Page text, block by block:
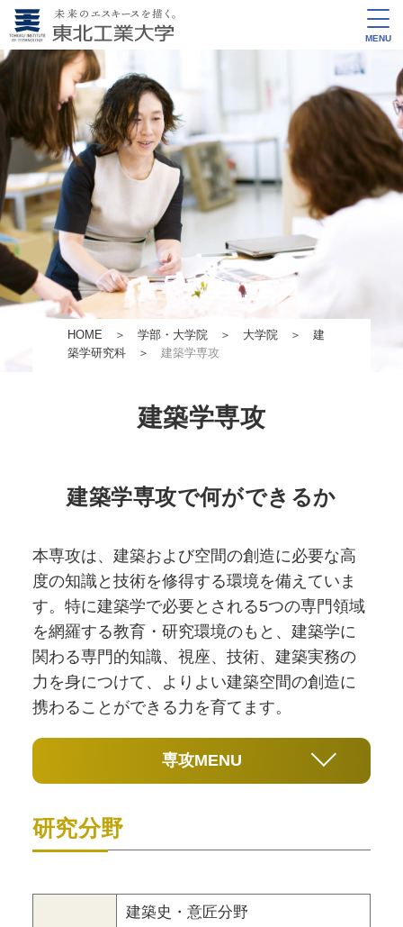
MENU
HOME ＞ 学部・大学院＞ 大学院＞ 建
築学研究科＞ 建築学専攻
建築学専攻
建築学専攻で何ができるか
本専攻は、建築および空間の創造に必要な高
度の知識と技術を修得する環境を備えていま
す。特に建築学で必要とされる5つの専門領域
を網羅する教育・研究環境のもと、建築学に
関わる専門的知識、視座、技術、建築実務の
力を身につけて、よりよい建築空間の創造に
携わることができる力を育てます。
専攻MENU
研究分野
建築史・意匠分野